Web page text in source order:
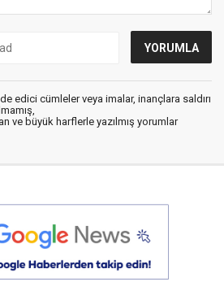
edici cümleler veya imalar, inançlara saldırı
ve büyük harflerle yazılmış yorumlar